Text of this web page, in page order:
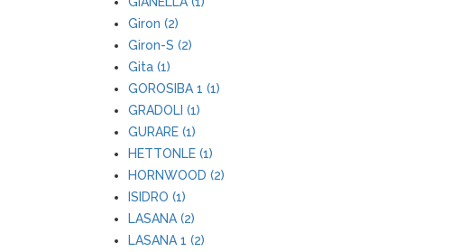
Giron (2)
Giron-S (2)
Gita (1)
GOROSIBA 1 (1)
GRADOLI (1)
GURARE (1)
HETTONLE (1)
HORNWOOD (2)
ISIDRO (1)
LASANA (2)
LASANA 1 (2)